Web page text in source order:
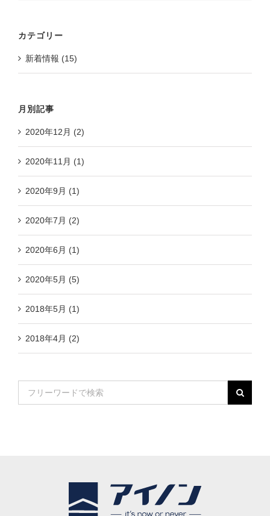
カテゴリー
新着情報 (15)
月別記事
2020年12月 (2)
2020年11月 (1)
2020年9月 (1)
2020年7月 (2)
2020年6月 (1)
2020年5月 (5)
2018年5月 (1)
2018年4月 (2)